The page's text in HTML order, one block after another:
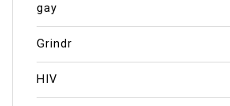
gay
Grindr
HIV